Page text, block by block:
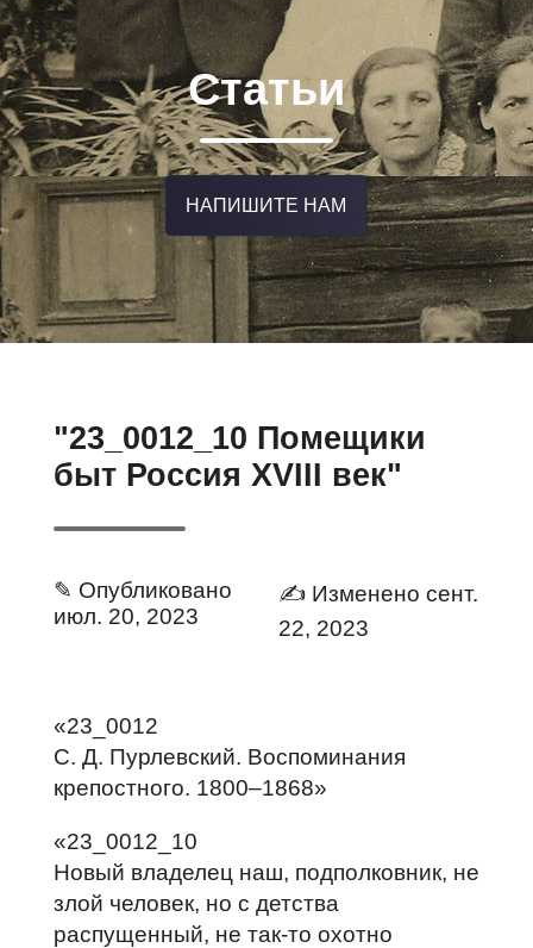
Статьи
НАПИШИТЕ НАМ
"23_0012_10 Помещики
быт Россия XVIII век"
✎ Опубликовано
июл. 20, 2023
✍ Изменено сент.
22, 2023
«23_0012
С. Д. Пурлевский. Воспоминания
крепостного. 1800–1868»
«23_0012_10
Новый владелец наш, подполковник, не
злой человек, но с детства
распущенный, не так‑то охотно